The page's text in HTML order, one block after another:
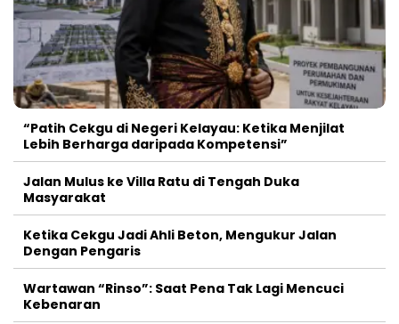
“Patih Cekgu di Negeri Kelayau: Ketika Menjilat
Lebih Berharga daripada Kompetensi”
Jalan Mulus ke Villa Ratu di Tengah Duka
Masyarakat
Ketika Cekgu Jadi Ahli Beton, Mengukur Jalan
Dengan Pengaris
Wartawan “Rinso”: Saat Pena Tak Lagi Mencuci
Kebenaran